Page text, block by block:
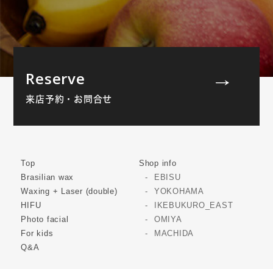
Reserve
来店予約・お問合せ
Top
Brasilian wax
Waxing + Laser (double)
HIFU
Photo facial
For kids
Q&A
Shop info
EBISU
YOKOHAMA
IKEBUKURO_EAST
OMIYA
MACHIDA